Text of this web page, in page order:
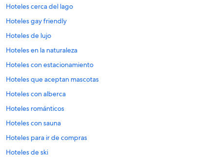
Hoteles cerca del lago
Hoteles gay friendly
Hoteles de lujo
Hoteles en la naturaleza
Hoteles con estacionamiento
Hoteles que aceptan mascotas
Hoteles con alberca
Hoteles románticos
Hoteles con sauna
Hoteles para ir de compras
Hoteles de ski